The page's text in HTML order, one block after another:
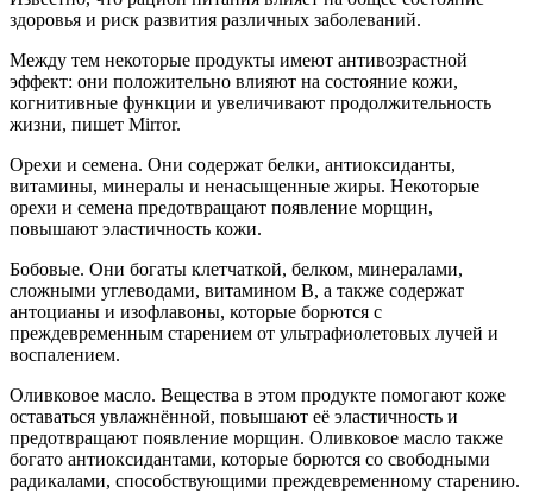
здоровья и риск развития различных заболеваний.
Между тем некоторые продукты имеют антивозрастной
эффект: они положительно влияют на состояние кожи,
когнитивные функции и увеличивают продолжительность
жизни, пишет Mirror.
Орехи и семена. Они содержат белки, антиоксиданты,
витамины, минералы и ненасыщенные жиры. Некоторые
орехи и семена предотвращают появление морщин,
повышают эластичность кожи.
Бобовые. Они богаты клетчаткой, белком, минералами,
сложными углеводами, витамином В, а также содержат
антоцианы и изофлавоны, которые борются с
преждевременным старением от ультрафиолетовых лучей и
воспалением.
Оливковое масло. Вещества в этом продукте помогают коже
оставаться увлажнённой, повышают её эластичность и
предотвращают появление морщин. Оливковое масло также
богато антиоксидантами, которые борются со свободными
радикалами, способствующими преждевременному старению.